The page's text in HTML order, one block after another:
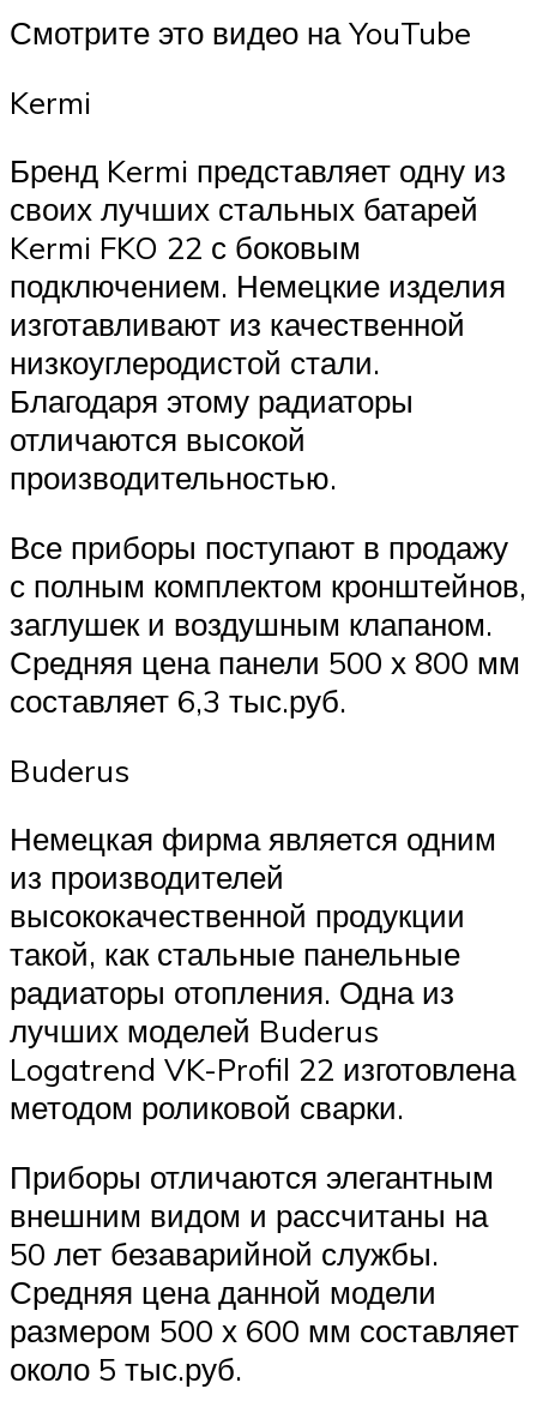
Смотрите это видео на YouTube
Kermi
Бренд Kermi представляет одну из
своих лучших стальных батарей
Kermi FKO 22 с боковым
подключением. Немецкие изделия
изготавливают из качественной
низкоуглеродистой стали.
Благодаря этому радиаторы
отличаются высокой
производительностью.
Все приборы поступают в продажу
с полным комплектом кронштейнов,
заглушек и воздушным клапаном.
Средняя цена панели 500 х 800 мм
составляет 6,3 тыс.руб.
Buderus
Немецкая фирма является одним
из производителей
высококачественной продукции
такой, как стальные панельные
радиаторы отопления. Одна из
лучших моделей Buderus
Logatrend VK-Profil 22 изготовлена
методом роликовой сварки.
Приборы отличаются элегантным
внешним видом и рассчитаны на
50 лет безаварийной службы.
Средняя цена данной модели
размером 500 х 600 мм составляет
около 5 тыс.руб.